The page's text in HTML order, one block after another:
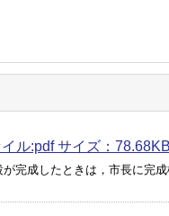
ル:pdf サイズ：
完成したときは，市長に完